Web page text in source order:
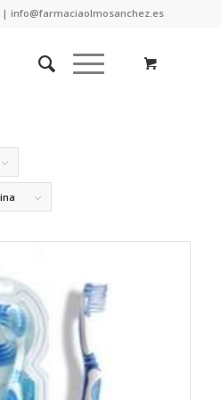
| info@farmaciaolmosanchez.es